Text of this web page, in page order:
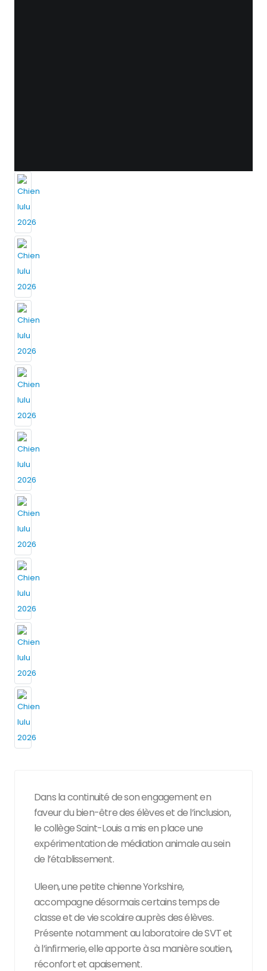
Dans la continuité de son engagement en
faveur du bien-être des élèves et de l’inclusion,
le collège Saint-Louis a mis en place une
expérimentation de médiation animale au sein
de l’établissement.
Uleen, une petite chienne Yorkshire,
accompagne désormais certains temps de
classe et de vie scolaire auprès des élèves.
Présente notamment au laboratoire de SVT et
à l’infirmerie, elle apporte à sa manière soutien,
réconfort et apaisement.